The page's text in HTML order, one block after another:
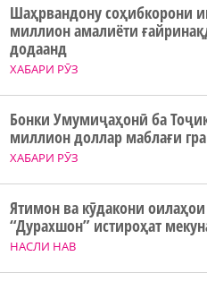
ХАБАРИ РӮЗ
Шаҳрвандону соҳибкорони
миллион амалиёти
додаанд
ХАБАРИ РӮЗ
Бонки Умумиҷаҳонӣ ба
миллион доллар маблағи
НАСЛИ НАВ
Ятимон ва кӯдакони
“Дурахшон” истироҳат